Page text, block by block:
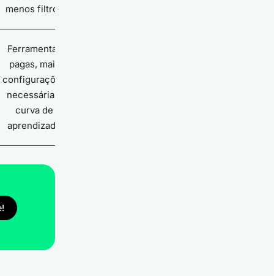
menos filtros
Ferramentas
pagas, mais
configurações
necessárias,
curva de
aprendizado